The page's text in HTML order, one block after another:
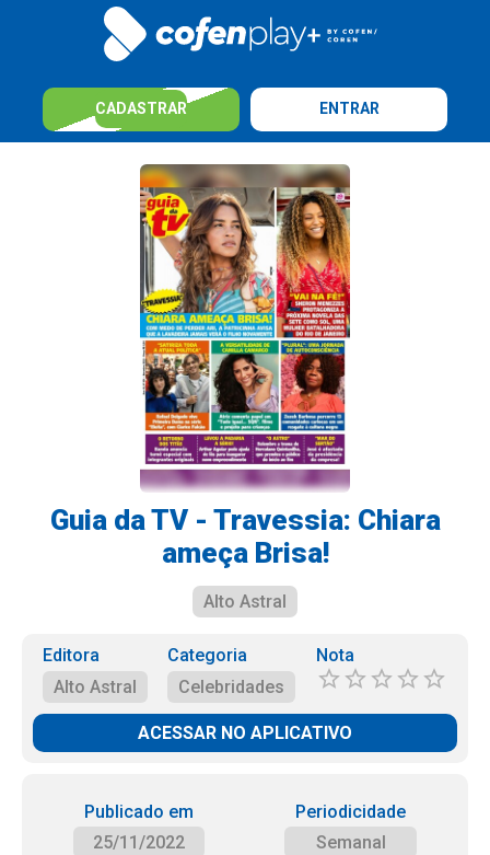
CADASTRAR ENTRAR
Guia da TV - Travessia: Chiara
ameça Brisa!
Alto Astral
Editora
Alto Astral
Categoria
Celebridades
Nota
ACESSAR NO APLICATIVO
Publicado em
25/11/2022
Periodicidade
Semanal